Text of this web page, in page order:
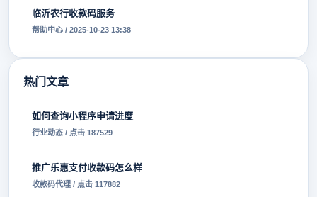
临沂农行收款码服务
帮助中心 / 2025-10-23 13:38
热门文章
如何查询小程序申请进度
行业动态 / 点击 187529
推广乐惠支付收款码怎么样
收款码代理 / 点击 117882